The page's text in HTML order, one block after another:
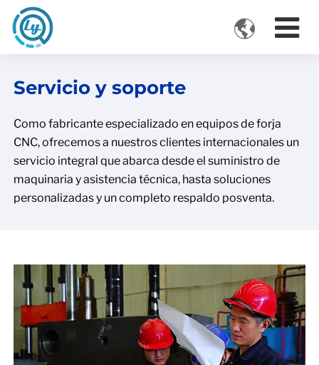
VIDEOS
Servicio y soporte
Como fabricante especializado en equipos de forja
CNC, ofrecemos a nuestros clientes internacionales un
servicio integral que abarca desde el suministro de
maquinaria y asistencia técnica, hasta soluciones
personalizadas y un completo respaldo posventa.